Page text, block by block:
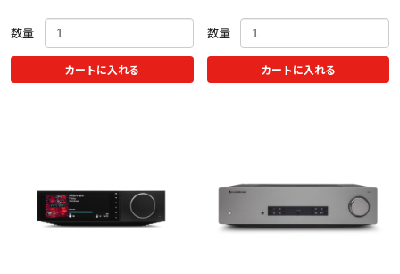
数量
カートに入れる
数量
カートに入れる